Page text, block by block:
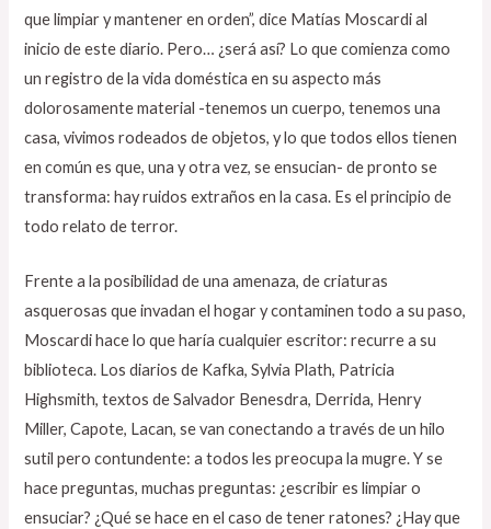
que limpiar y mantener en orden”, dice Matías Moscardi al
inicio de este diario. Pero… ¿será así? Lo que comienza como
un registro de la vida doméstica en su aspecto más
dolorosamente material -tenemos un cuerpo, tenemos una
casa, vivimos rodeados de objetos, y lo que todos ellos tienen
en común es que, una y otra vez, se ensucian- de pronto se
transforma: hay ruidos extraños en la casa. Es el principio de
todo relato de terror.
Frente a la posibilidad de una amenaza, de criaturas
asquerosas que invadan el hogar y contaminen todo a su paso,
Moscardi hace lo que haría cualquier escritor: recurre a su
biblioteca. Los diarios de Kafka, Sylvia Plath, Patricia
Highsmith, textos de Salvador Benesdra, Derrida, Henry
Miller, Capote, Lacan, se van conectando a través de un hilo
sutil pero contundente: a todos les preocupa la mugre. Y se
hace preguntas, muchas preguntas: ¿escribir es limpiar o
ensuciar? ¿Qué se hace en el caso de tener ratones? ¿Hay que